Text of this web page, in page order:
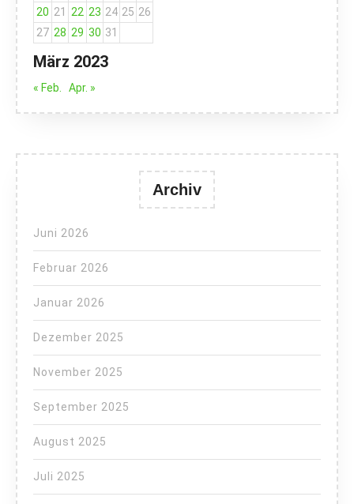
März 2023
20 21 22 23 24 25 26
27 28 29 30 31
« Feb. Apr. »
Archiv
Juni 2026
Februar 2026
Januar 2026
Dezember 2025
November 2025
September 2025
August 2025
Juli 2025